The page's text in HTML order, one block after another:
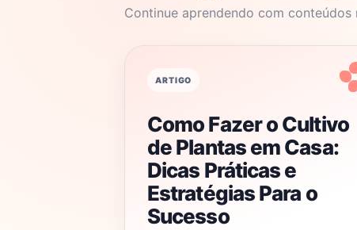
Continue aprendendo com
ARTIGO
Como Fazer o Cultivo
de Plantas em Casa:
Dicas Práticas e
Estratégias Para o
Sucesso